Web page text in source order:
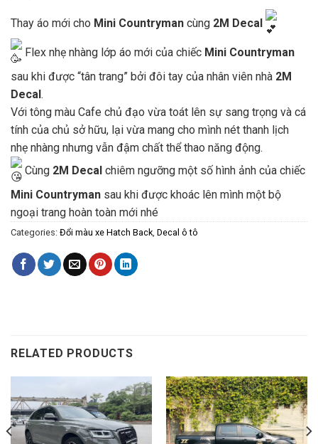
Thay áo mới cho Mini Countryman cùng 2M Decal
Flex nhẹ nhàng lớp áo mới của chiếc Mini Countryman
sau khi được “tân trang” bởi đôi tay của nhân viên nhà 2M
Decal .
Với tông màu Cafe chủ đạo vừa toát lên sự sang trọng và cá
tính của chủ sở hữu, lại vừa mang cho mình nét thanh lịch
nhẹ nhàng nhưng vẫn đậm chất thể thao năng động.
Cùng 2M Decal chiêm ngưỡng một số hình ảnh của chiếc
Mini Countryman sau khi được khoác lên mình một bộ
ngoại trang hoàn toàn mới nhé
Categories: Đổi màu xe Hatch Back, Decal ô tô
RELATED PRODUCTS